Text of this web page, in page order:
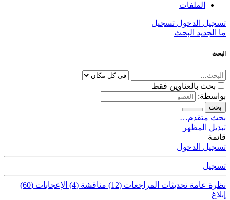
الملفات
تسجيل الدخول تسجيل
ما الجديد البحث
البحث
بحث بالعناوين فقط
بواسطة:
بحث
بحث متقدم…
تبديل المظهر
قائمة
تسجيل الدخول
تسجيل
نظرة عامة تحديثات المراجعات (12) مناقشة (4)
الإعجابات (60)
إبلاغ